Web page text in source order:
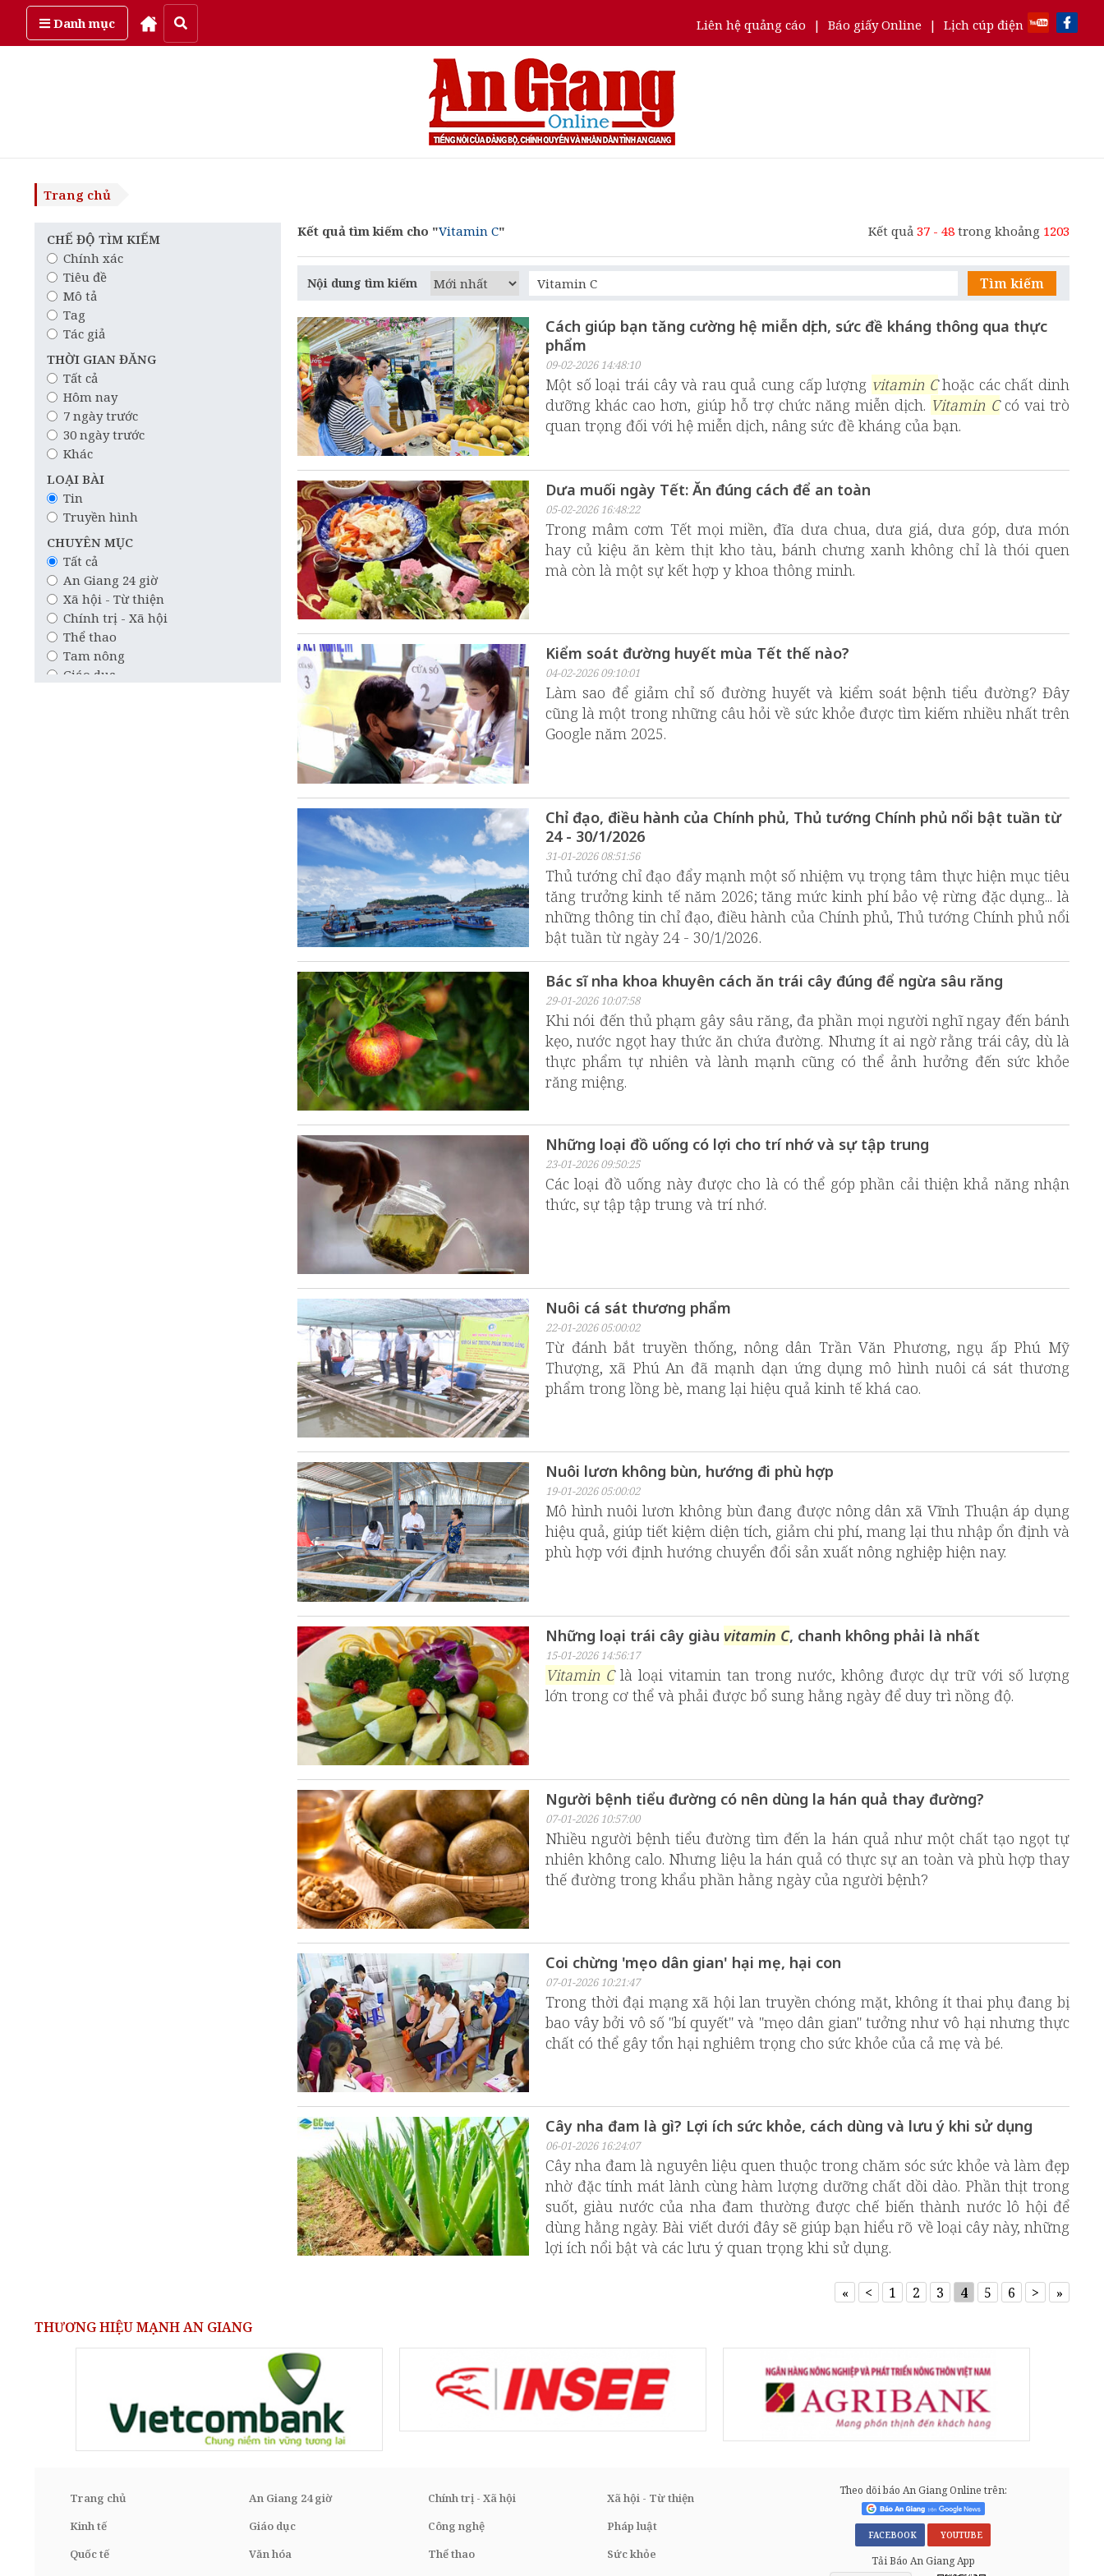
Danh mục Liên hệ quảng cáo | Báo giấy Online | Lịch cúp điện
Thứ bảy, ngày 8/08/2026
Trang chủ
CHẾ ĐỘ TÌM KIẾM
Chính xác
Tiêu đề
Mô tả
Tag
Tác giả
THỜI GIAN ĐĂNG
Tất cả
Hôm nay
7 ngày trước
30 ngày trước
Khác
LOẠI BÀI
Tin
Truyền hình
CHUYÊN MỤC
Tất cả
An Giang 24 giờ
Xã hội - Từ thiện
Chính trị - Xã hội
Thể thao
Tam nông
Giáo dục
Kết quả tìm kiếm cho "Vitamin C" Kết quả 37 - 48 trong khoảng 1203
Nội dung tìm kiếm Tìm kiếm
Cách giúp bạn tăng cường hệ miễn dịch, sức đề kháng thông qua thực
phẩm
09-02-2026 14:48:10
Một số loại trái cây và rau quả cung cấp lượng vitamin Choặc các chất dinh
dưỡng khác cao hơn, giúp hỗ trợ chức năng miễn dịch. Vitamin Ccó vai trò
quan trọng đối với hệ miễn dịch, nâng sức đề kháng của bạn.
Dưa muối ngày Tết: Ăn đúng cách để an toàn
05-02-2026 16:48:22
Trong mâm cơm Tết mọi miền, đĩa dưa chua, dưa giá, dưa góp, dưa món
hay củ kiệu ăn kèm thịt kho tàu, bánh chưng xanh không chỉ là thói quen
mà còn là một sự kết hợp y khoa thông minh.
Kiểm soát đường huyết mùa Tết thế nào?
04-02-2026 09:10:01
Làm sao để giảm chỉ số đường huyết và kiểm soát bệnh tiểu đường? Đây
cũng là một trong những câu hỏi về sức khỏe được tìm kiếm nhiều nhất trên
Google năm 2025.
Chỉ đạo, điều hành của Chính phủ, Thủ tướng Chính phủ nổi bật tuần từ
24 - 30/1/2026
31-01-2026 08:51:56
Thủ tướng chỉ đạo đẩy mạnh một số nhiệm vụ trọng tâm thực hiện mục tiêu
tăng trưởng kinh tế năm 2026; tăng mức kinh phí bảo vệ rừng đặc dụng... là
những thông tin chỉ đạo, điều hành của Chính phủ, Thủ tướng Chính phủ nổi
bật tuần từ ngày 24 - 30/1/2026.
Bác sĩ nha khoa khuyên cách ăn trái cây đúng để ngừa sâu răng
29-01-2026 10:07:58
Khi nói đến thủ phạm gây sâu răng, đa phần mọi người nghĩ ngay đến bánh
kẹo, nước ngọt hay thức ăn chứa đường. Nhưng ít ai ngờ rằng trái cây, dù là
thực phẩm tự nhiên và lành mạnh cũng có thể ảnh hưởng đến sức khỏe
răng miệng.
Những loại đồ uống có lợi cho trí nhớ và sự tập trung
23-01-2026 09:50:25
Các loại đồ uống này được cho là có thể góp phần cải thiện khả năng nhận
thức, sự tập tập trung và trí nhớ.
Nuôi cá sát thương phẩm
22-01-2026 05:00:02
Từ đánh bắt truyền thống, nông dân Trần Văn Phương, ngụ ấp Phú Mỹ
Thượng, xã Phú An đã mạnh dạn ứng dụng mô hình nuôi cá sát thương
phẩm trong lồng bè, mang lại hiệu quả kinh tế khá cao.
Nuôi lươn không bùn, hướng đi phù hợp
19-01-2026 05:00:02
Mô hình nuôi lươn không bùn đang được nông dân xã Vĩnh Thuận áp dụng
hiệu quả, giúp tiết kiệm diện tích, giảm chi phí, mang lại thu nhập ổn định và
phù hợp với định hướng chuyển đổi sản xuất nông nghiệp hiện nay.
Những loại trái cây giàu vitamin C, chanh không phải là nhất
15-01-2026 14:56:17
Vitamin Clà loại vitamin tan trong nước, không được dự trữ với số lượng
lớn trong cơ thể và phải được bổ sung hằng ngày để duy trì nồng độ.
Người bệnh tiểu đường có nên dùng la hán quả thay đường?
07-01-2026 10:57:00
Nhiều người bệnh tiểu đường tìm đến la hán quả như một chất tạo ngọt tự
nhiên không calo. Nhưng liệu la hán quả có thực sự an toàn và phù hợp thay
thế đường trong khẩu phần hằng ngày của người bệnh?
Coi chừng 'mẹo dân gian' hại mẹ, hại con
07-01-2026 10:21:47
Trong thời đại mạng xã hội lan truyền chóng mặt, không ít thai phụ đang bị
bao vây bởi vô số "bí quyết" và "mẹo dân gian" tưởng như vô hại nhưng thực
chất có thể gây tổn hại nghiêm trọng cho sức khỏe của cả mẹ và bé.
Cây nha đam là gì? Lợi ích sức khỏe, cách dùng và lưu ý khi sử dụng
06-01-2026 16:24:07
Cây nha đam là nguyên liệu quen thuộc trong chăm sóc sức khỏe và làm đẹp
nhờ đặc tính mát lành cùng hàm lượng dưỡng chất dồi dào. Phần thịt trong
suốt, giàu nước của nha đam thường được chế biến thành nước lô hội để
dùng hằng ngày. Bài viết dưới đây sẽ giúp bạn hiểu rõ về loại cây này, những
lợi ích nổi bật và các lưu ý quan trọng khi sử dụng.
« < 1 2 3 4 5 6 >
»
THƯƠNG HIỆU MẠNH AN GIANG
Trang chủ An Giang 24 giờ Chính trị - Xã hội
Xã hội - Từ thiện
Kinh tế
Giáo dục Công nghệ
Pháp luật
Quốc tế
Văn hóa Thể thao
Sức khỏe
Theo dõi báo An Giang Online trên:
FACEBOOK YOUTUBE
Tải Báo An Giang App